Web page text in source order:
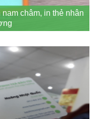
châm, in thẻ nhân